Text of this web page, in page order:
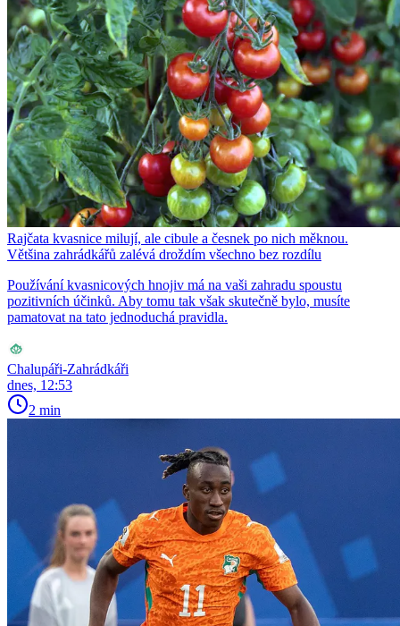
Rajčata kvasnice milují, ale cibule a česnek po nich měknou.
Většina zahrádkářů zalévá droždím všechno bez rozdílu
Používání kvasnicových hnojiv má na vaši zahradu spoustu
pozitivních účinků. Aby tomu tak však skutečně bylo, musíte
pamatovat na tato jednoduchá pravidla.
Chalupáři-Zahrádkáři
dnes, 12:53
2 min